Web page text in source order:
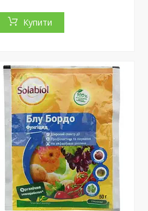
Купити